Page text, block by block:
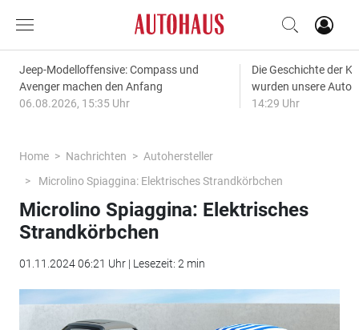
Jeep-Modelloffensive: Compass und
Avenger machen den Anfang
06.08.2026, 15:35 Uhr
Die Geschichte der
wurden unsere
14:29 Uhr
Home Nachrichten
Autohersteller
Microlino Spiaggina: Elektrisches Strandkörbchen
Microlino Spiaggina: Elektrisches
Strandkörbchen
01.11.2024 06:21 Uhr | Lesezeit: 2 min